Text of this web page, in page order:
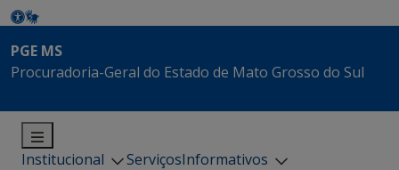
PGE MS
Procuradoria-Geral do Estado de Mato Grosso do Sul
Institucional ServiçosInformativos